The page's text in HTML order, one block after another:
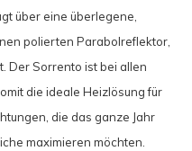
über eine überlegene,
polierten Parabolreflektor,
Der Sorrento ist bei allen
die ideale Heizlösung für
die das ganze Jahr
maximieren möchten.